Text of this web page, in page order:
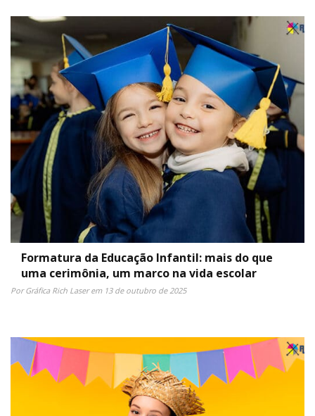
Formatura da Educação Infantil: mais do que
uma cerimônia, um marco na vida escolar
Por Gráfica Rich Laser em 13 de outubro de 2025